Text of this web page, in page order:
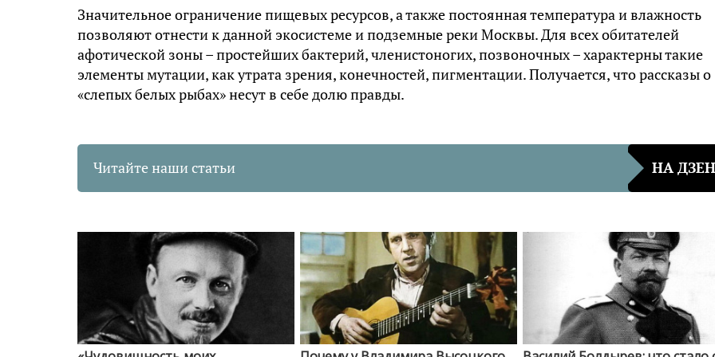
Значительное ограничение пищевых ресурсов, а также постоянная температура и влажность
позволяют отнести к данной экосистеме и подземные реки Москвы. Для всех обитателей
афотической зоны – простейших бактерий, членистоногих, позвоночных – характерны такие
элементы мутации, как утрата зрения, конечностей, пигментации. Получается, что рассказы о
«слепых белых рыбах» несут в себе долю правды.
Читайте наши статьи НА ДЗЕН